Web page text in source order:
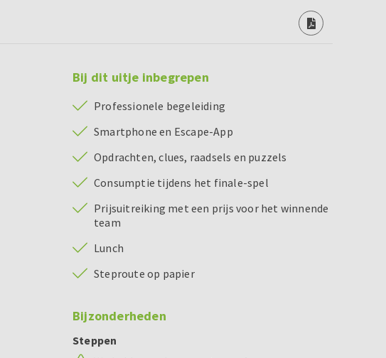
Bij dit uitje inbegrepen
Professionele begeleiding
Smartphone en Escape-App
Opdrachten, clues, raadsels en puzzels
Consumptie tijdens het finale-spel
Prijsuitreiking met een prijs voor het winnende
team
Lunch
Steproute op papier
Bijzonderheden
Steppen